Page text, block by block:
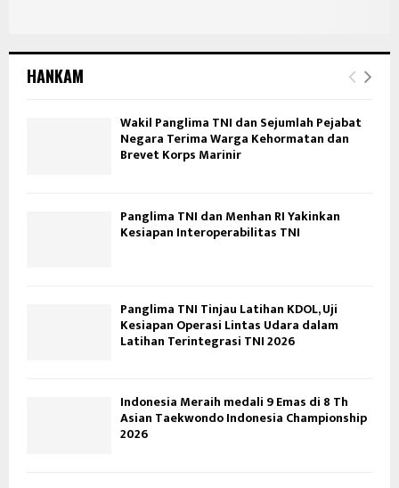
HANKAM
Wakil Panglima TNI dan Sejumlah Pejabat
Negara Terima Warga Kehormatan dan
Brevet Korps Marinir
Panglima TNI dan Menhan RI Yakinkan
Kesiapan Interoperabilitas TNI
Panglima TNI Tinjau Latihan KDOL, Uji
Kesiapan Operasi Lintas Udara dalam
Latihan Terintegrasi TNI 2026
Indonesia Meraih medali 9 Emas di 8 Th
Asian Taekwondo Indonesia Championship
2026